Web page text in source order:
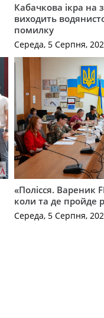
Кабачкова ікра на
виходить
помилку
Середа, 5 Серпня,
«Полісся. Вареник
коли та де пройде
Середа, 5 Серпня,